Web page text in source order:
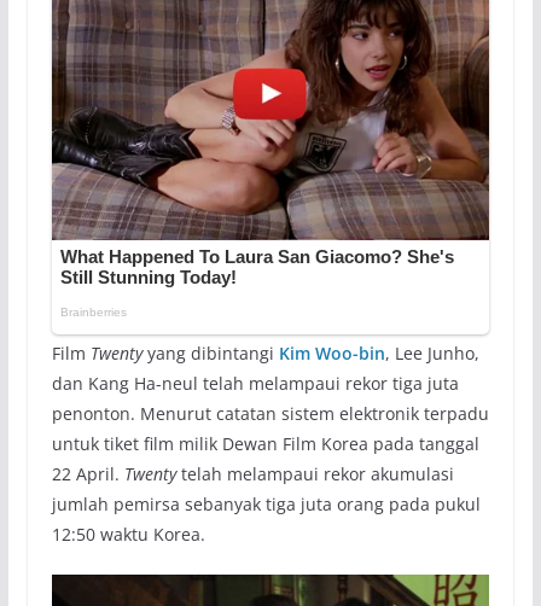
Film Twentyyang dibintangi Kim Woo-bin, Lee Junho,
dan Kang Ha-neul telah melampaui rekor tiga juta
penonton. Menurut catatan sistem elektronik terpadu
untuk tiket film milik Dewan Film Korea pada tanggal
22 April. Twentytelah melampaui rekor akumulasi
jumlah pemirsa sebanyak tiga juta orang pada pukul
12:50 waktu Korea.